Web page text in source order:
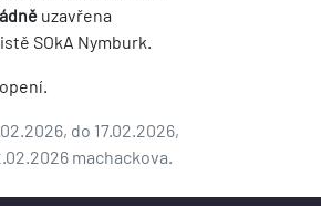
uzavřena
SOkA Nymburk.
do 17.02.2026,
machackova.